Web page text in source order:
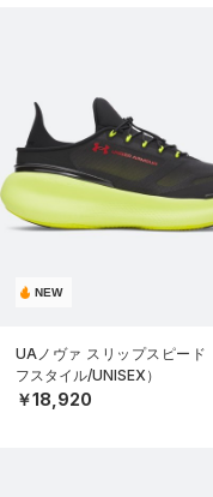
NEW
UAノヴァ スリップスピード
フスタイル/UNISEX）
￥18,920